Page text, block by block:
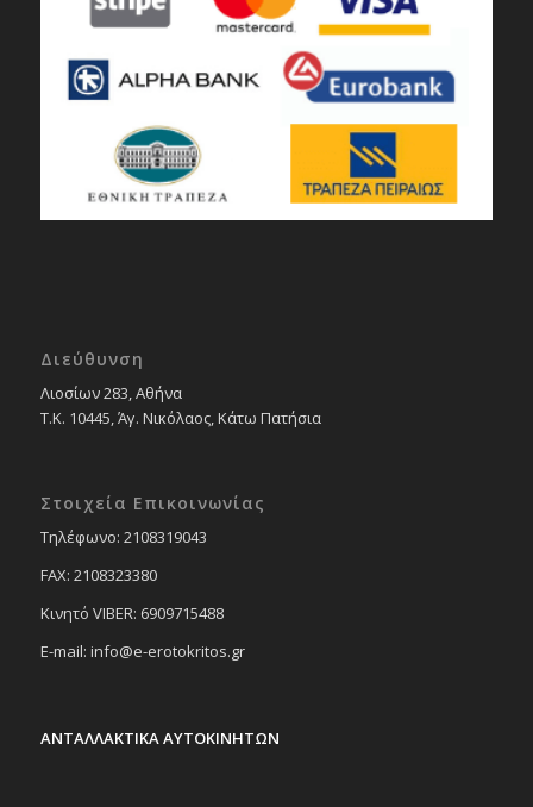
Διεύθυνση
Λιοσίων 283, Αθήνα
Τ.Κ. 10445, Άγ. Νικόλαος, Κάτω Πατήσια
Στοιχεία Επικοινωνίας
Tηλέφωνο: 2108319043
FAX: 2108323380
Κινητό VIBER: 6909715488
E-mail: info@e-erotokritos.gr
ΑΝΤΑΛΛΑΚΤΙΚΑ ΑΥΤΟΚΙΝΗΤΩΝ